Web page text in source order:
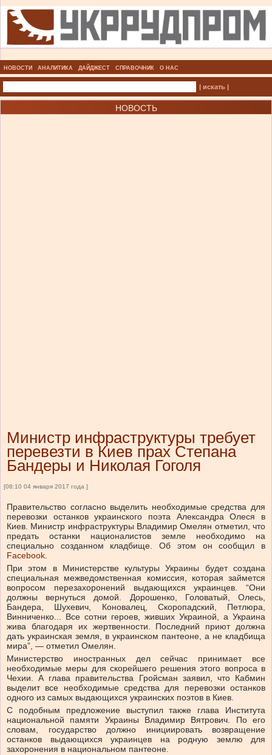
НОВОСТИ АНАЛИТИКА ДАЙДЖЕСТ СПРАВОЧНИК О НАС
| искать |
НОВОСТЬ
Министр инфраструктуры требует
перевезти в Киев прах Степана
Бандеры и Николая Гоголя
[08:10 04 января 2017 года ]
Правительство согласно выделить необходимые средства для
перевозки останков украинского поэта Александра Олеся в
Киев. Министр инфраструктуры Владимир Омелян отметил, что
предать останки националистов земле необходимо на
специально созданном кладбище. Об этом он сообщил в
Facebook.
При этом в Министерстве культуры Украины будет создана
специальная межведомственная комиссия, которая займется
вопросом перезахоронений выдающихся украинцев. “Они
должны вернуться домой. Дорошенко, Головатый, Олесь,
Бандера, Шухевич, Коновалец, Скоропадский, Петлюра,
Винниченко... Все сотни героев, живших Украиной, а Украина
жива благодаря их жертвенности. Последний приют должна
дать украинская земля, в украинском пантеоне, а не кладбища
мира”, — отметил Омелян.
Министерство иностранных дел сейчас принимает все
необходимые меры для скорейшего решения этого вопроса в
Чехии. А глава правительства Гройсман заявил, что Кабмин
выделит все необходимые средства для перевозки останков
одного из самых выдающихся украинских поэтов в Киев.
С подобным предложение выступил также глава Института
национальной памяти Украины Владимир Вятрович. По его
словам, государство должно инициировать возвращение
останков выдающихся украинцев на родную землю для
захоронения в национальном пантеоне.